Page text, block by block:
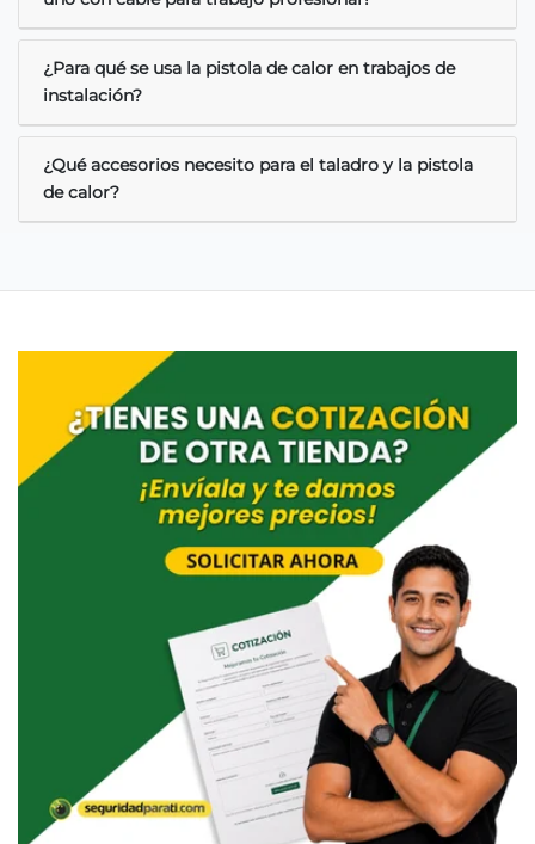
¿Para qué se usa la pistola de calor en trabajos de
instalación?
¿Qué accesorios necesito para el taladro y la pistola
de calor?